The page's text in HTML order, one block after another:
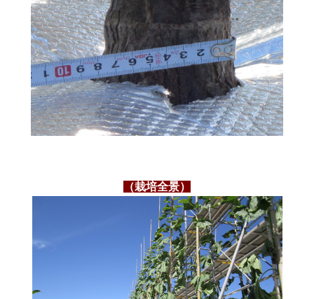
（栽培全景）